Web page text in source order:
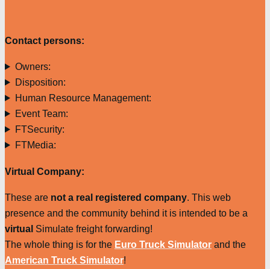
Contact persons:
Owners:
Disposition:
Human Resource Management:
Event Team:
FTSecurity:
FTMedia:
Virtual Company:
These are not a real registered company. This web
presence and the community behind it is intended to be a
virtual Simulate freight forwarding!
The whole thing is for the Euro Truck Simulator and the
American Truck Simulator!